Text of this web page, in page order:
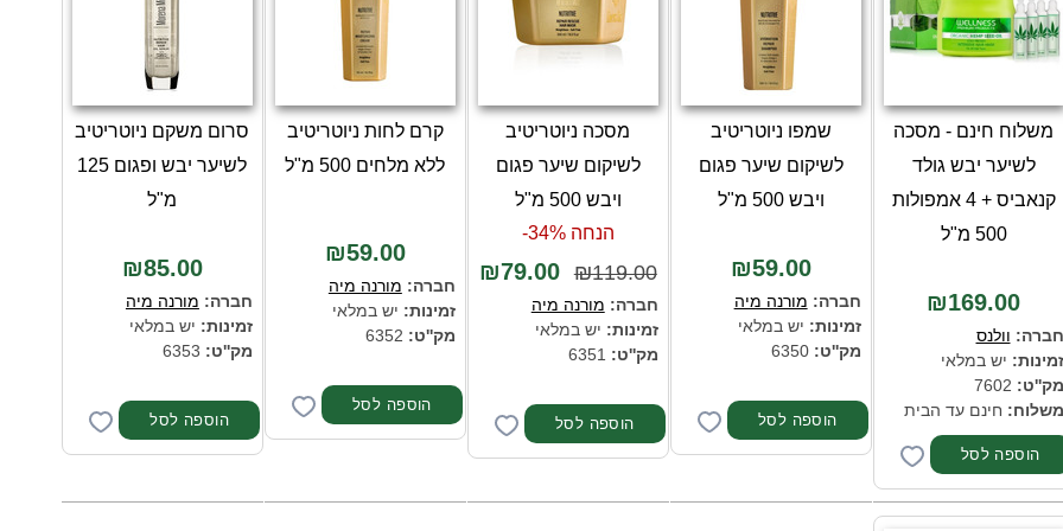
משלוח חינם - מסכה
לשיער יבש גולד
קנאביס + 4 אמפולות
500 מ"ל
₪169.00
חברה: וולנס
זמינות: יש במלאי
מק''ט:
משלוח: חינם עד הבית
שמפו ניוטריטיב
לשיקום שיער פגום
ויבש 500 מ"ל
₪59.00
חברה: מורנה מיה
זמינות: יש במלאי
מק''ט: 6350
מסכה ניוטריטיב
לשיקום שיער פגום
ויבש 500 מ"ל
הנחה 34%-
₪119.00
₪79.00
חברה: מורנה מיה
זמינות: יש במלאי
מק''ט:
קרם לחות ניוטריטיב
ללא מלחים 500 מ"ל
₪59.00
חברה: מורנה מיה
זמינות: יש במלאי
מק''ט:
סרום משקם ניוטריטיב
לשיער יבש ופגום 125
מ"ל
₪85.00
חברה: מורנה מיה
זמינות: יש במלאי
מק''ט: